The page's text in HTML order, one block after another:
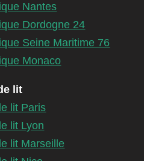
Nantes
Dordogne 24
Seine Maritime 76
Monaco
lit
lit Paris
lit Lyon
lit Marseille